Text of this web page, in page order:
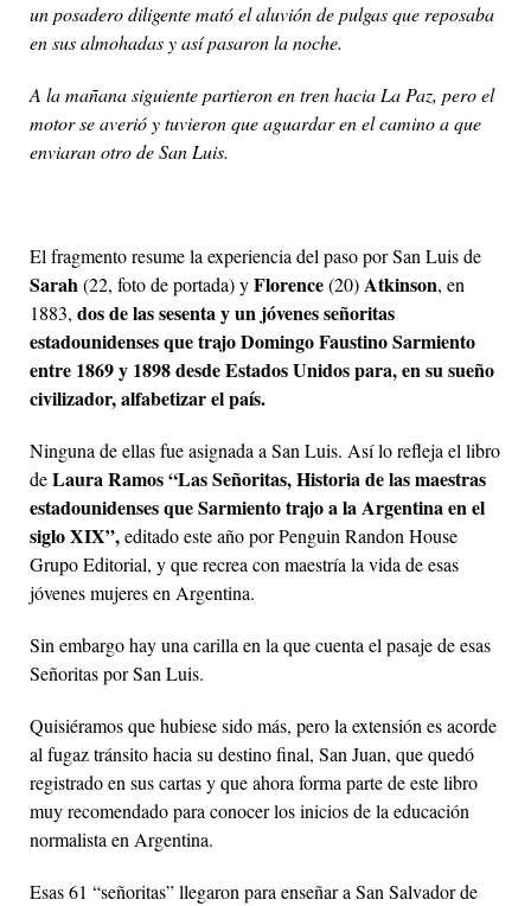
un posadero diligente mató el aluvión de pulgas que reposaba
en sus almohadas y así pasaron la noche.
A la mañana siguiente partieron en tren hacia La Paz, pero el
motor se averió y tuvieron que aguardar en el camino a que
enviaran otro de San Luis.
El fragmento resume la experiencia del paso por San Luis de
Sarah(22, foto de portada) yFlorence(20)Atkinson, en
1883, dos de las sesenta y un jóvenes señoritas
estadounidenses que trajo Domingo Faustino Sarmiento
entre 1869 y 1898 desde Estados Unidos para, en su sueño
civilizador, alfabetizar el país.
Ninguna de ellas fue asignada a San Luis. Así lo refleja el libro
deLaura Ramos“Las Señoritas, Historia de las maestras
estadounidenses que Sarmiento trajo a la Argentina en el
siglo XIX”,editado este año por Penguin Randon House
Grupo Editorial, y que recrea con maestría la vida de esas
jóvenes mujeres en Argentina.
Sin embargo hay una carilla en la que cuenta el pasaje de esas
Señoritas por San Luis.
Quisiéramos que hubiese sido más, pero la extensión es acorde
al fugaz tránsito hacia su destino final, San Juan, que quedó
registrado en sus cartas y que ahora forma parte de este libro
muy recomendado para conocer los inicios de la educación
normalista en Argentina.
Esas 61 “señoritas” llegaron para enseñar a San Salvador de